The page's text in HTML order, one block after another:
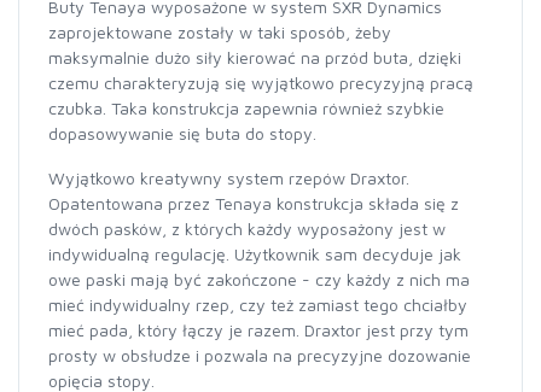
Buty Tenaya wyposażone w system SXR Dynamics
zaprojektowane zostały w taki sposób, żeby
maksymalnie dużo siły kierować na przód buta, dzięki
czemu charakteryzują się wyjątkowo precyzyjną pracą
czubka. Taka konstrukcja zapewnia również szybkie
dopasowywanie się buta do stopy.
Wyjątkowo kreatywny system rzepów Draxtor.
Opatentowana przez Tenaya konstrukcja składa się z
dwóch pasków, z których każdy wyposażony jest w
indywidualną regulację. Użytkownik sam decyduje jak
owe paski mają być zakończone - czy każdy z nich ma
mieć indywidualny rzep, czy też zamiast tego chciałby
mieć pada, który łączy je razem. Draxtor jest przy tym
prosty w obsłudze i pozwala na precyzyjne dozowanie
opięcia stopy.